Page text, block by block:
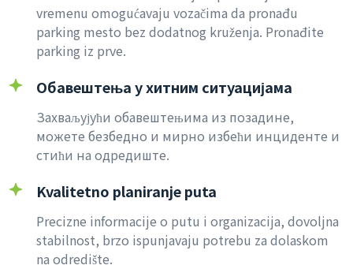
vremenu omogućavaju vozačima da pronađu
parking mesto bez dodatnog kruženja. Pronađite
parking iz prve.
Обавештења у хитним ситуацијама
Захваљујући обавештењима из позадине,
можете безбедно и мирно избећи инциденте и
стићи на одредиште.
Kvalitetno planiranje puta
Precizne informacije o putu i organizacija, dovoljna
stabilnost, brzo ispunjavaju potrebu za dolaskom
na odredište.